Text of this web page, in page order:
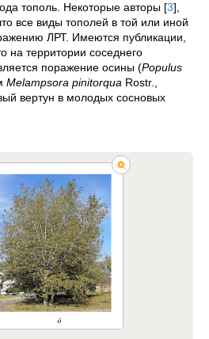
тополь. Некоторые авторы [3]
все виды тополей в той или иной
ЛРТ. Имеются публикации,
на территории соседнего
поражение осины (Populus
Melampsora pinitorqua Rostr.,
вертун в молодых сосновых